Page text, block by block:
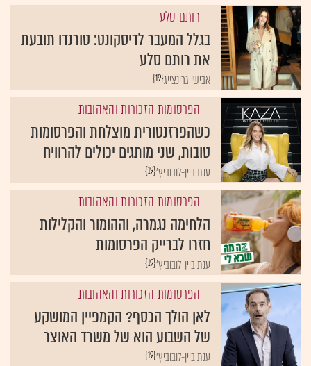
רותם סלע
בגלל המעבר לדיסקונט: טורנדו תובעת
את רותם סלע
{19}אבישי גרינצייג
הפרסומות הזכורות והאהובות
כשהפרזנטורית מוצלחת והפרסומות
טובות, שני מותגים יכולים להרוויח
{19}ענת ביין-לובוביץ'
הפרסומות הזכורות והאהובות
הלחימה נגמרה, וההומור והקלילות
חזרו לברייק הפרסומות
{19}ענת ביין-לובוביץ'
הפרסומות הזכורות והאהובות
לאן הולך הכסף? הקמפיין המושקע
של השבוע הוא של משרד האוצר
{19}ענת ביין-לובוביץ'